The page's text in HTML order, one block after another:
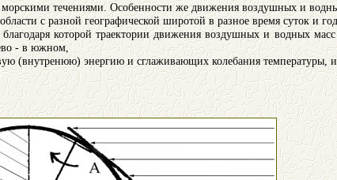
морскими течениями. Особенности же движения воздушных и
с разной географической широтой в разное время суток и
которой траектории движения воздушных и водных масс
- в южном,
(внутренюю) энергию и сглаживающих колебания температуры, и